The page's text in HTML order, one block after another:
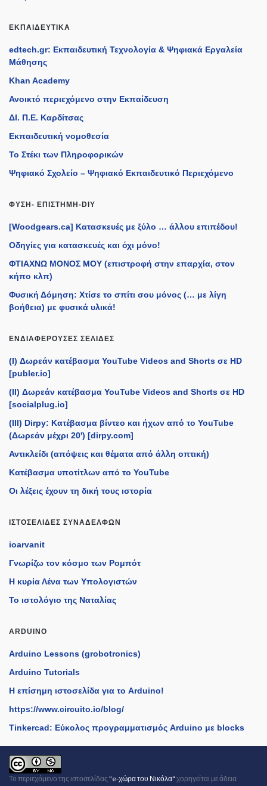
ΕΚΠΑΙΔΕΥΤΙΚΆ
edtech.gr: Εκπαιδευτική Τεχνολογία & Ψηφιακά Εργαλεία
Μάθησης
Khan Academy
Ανοικτό περιεχόμενο στην Εκπαίδευση
ΔΙ. Π.Ε. Καρδίτσας
Εκπαιδευτική νομοθεσία
Το Στέκι των Πληροφορικών
Ψηφιακό Σχολείο – Ψηφιακό Εκπαιδευτικό Περιεχόμενο
ΦΎΣΗ- ΕΠΙΣΤΉΜΗ-DIY
[Woodgears.ca] Κατασκευές με ξύλο … άλλου επιπέδου!
Οδηγίες για κατασκευές και όχι μόνο!
ΦΤΙΑΧΝΩ ΜΟΝΟΣ ΜΟΥ (επιστροφή στην επαρχία, στον
κήπο κλπ)
Φυσική Δόμηση: Χτίσε το σπίτι σου μόνος (… με λίγη
βοήθεια) με φυσικά υλικά!
ΕΝΔΙΑΦΈΡΟΥΣΕΣ ΣΕΛΊΔΕΣ
(I) Δωρεάν κατέβασμα YouTube Videos and Shorts σε HD
[publer.io]
(II) Δωρεάν κατέβασμα YouTube Videos and Shorts σε HD
[socialplug.io]
(III) Dirpy: Κατέβασμα βίντεο και ήχων από το YouTube
(Δωρεάν μέχρι 20') [dirpy.com]
Αντικλείδι (απόψεις και θέματα από άλλη οπτική)
Κατέβασμα υποτίτλων από το YouTube
Οι λέξεις έχουν τη δική τους ιστορία
ΙΣΤΟΣΕΛΊΔΕΣ ΣΥΝΑΔΈΛΦΩΝ
ioarvanit
Γνωρίζω τον κόσμο των Ρομπότ
Η κυρία Λένα των Υπολογιστών
Το ιστολόγιο της Ναταλίας
ARDUINO
Arduino Lessons (grobotronics)
Arduino Tutorials
H επίσημη ιστοσελίδα για το Arduino!
https://www.circuito.io/blog/
Tinkercad: Εύκολος προγραμματισμός Arduino με blocks
Το περιεχόμενο της ιστοσελίδας "e-χώρα του Νικόλα" χορηγείται με άδεια